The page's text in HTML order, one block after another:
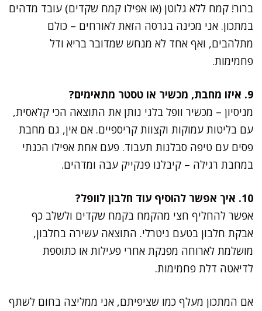
ברור! קמח ללא גלוטן (או אפילו קמח שקדים) עובד מדהים
במתכון. אני מכינה בגרסה הזאת לאורחים – כולם
מתלהבים, ואף אחד לא מנחש שמדובר בריא ודל
פחמימות.
9. איזו מחבת, מכשיר או טסטר מתאימים?
מניסיון – מכשיר וופל בלגי נותן את התוצאה הכי קלאסית,
עם בליטות עמוקות וקצוות קריספיים. אם אין, גם מחבת
פסים עם טיפה סבלנות תעבוד. פעם אחת אפילו הכנתי
במחבת רגילה – קיבלנו פנקייק עבה ומדהים.
10. איך אפשר להוסיף עוד חלבון לוופל?
אפשר להחליף חצי מהקמח בקמח שקדים ולשלב כף
אבקת חלבון בטעם ניטרלי. התוצאה עשירה בחלבון,
מושלמת לארוחה מפנקת אחרי פעילות או כתוספת
לדיאטה דלת פחמימות.
אם המתכון מעלף כמו שציפיתם, אני ממליצה בחום לשתף